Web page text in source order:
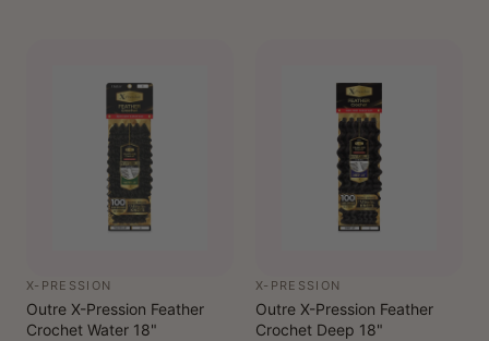
X-PRESSION
Outre X-Pression Feather
Crochet Water 18"
X-PRESSION
Outre X-Pression Feather
Crochet Deep 18"